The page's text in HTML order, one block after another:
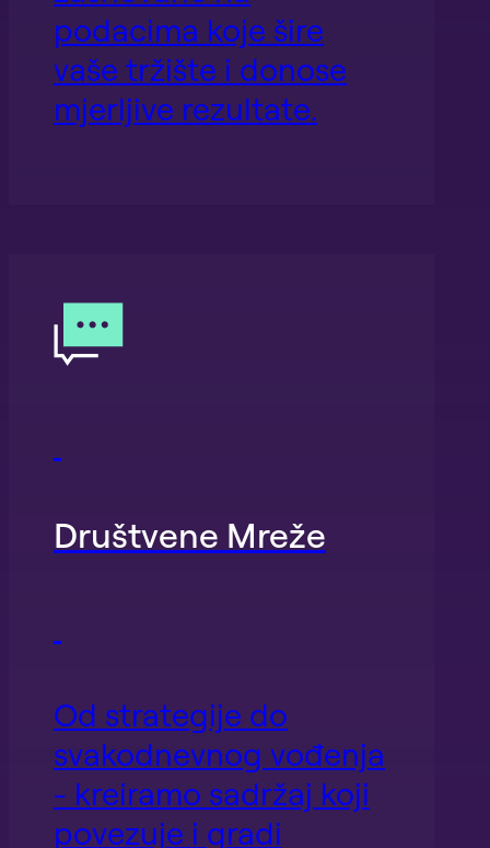
podacima koje šire
vaše tržište i donose
mjerljive rezultate.
Društvene Mreže
Od strategije do
svakodnevnog vođenja
- kreiramo sadržaj koji
povezuje i gradi